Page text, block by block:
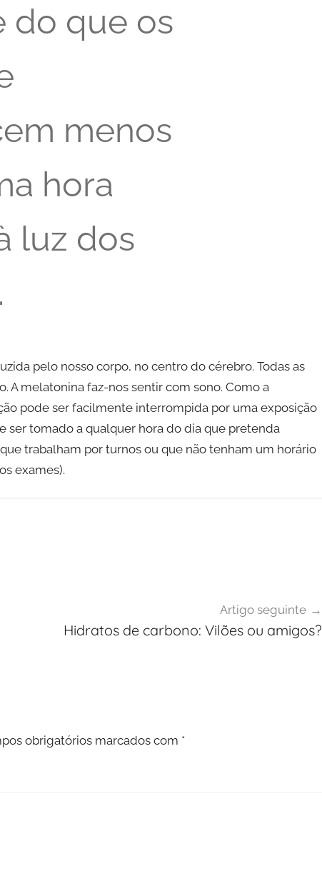
do que os
menos
hora
luz dos
pelo nosso corpo, no centro do cérebro. Todas as
A melatonina faz-nos sentir com sono. Como a
pode ser facilmente interrompida por uma exposição
tomado a qualquer hora do dia que pretenda
trabalham por turnos ou que não tenham um horário
exames).
Artigo seguinte
Hidratos de carbono: Vilões ou amigos?
obrigatórios marcados com *